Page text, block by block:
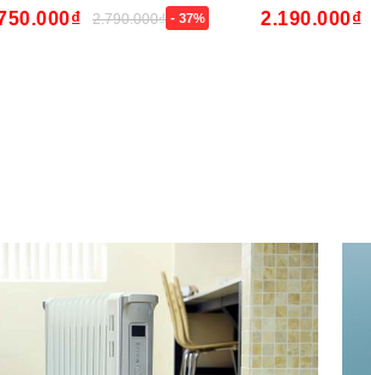
2.790.000₫ - 37% 2.190.000₫